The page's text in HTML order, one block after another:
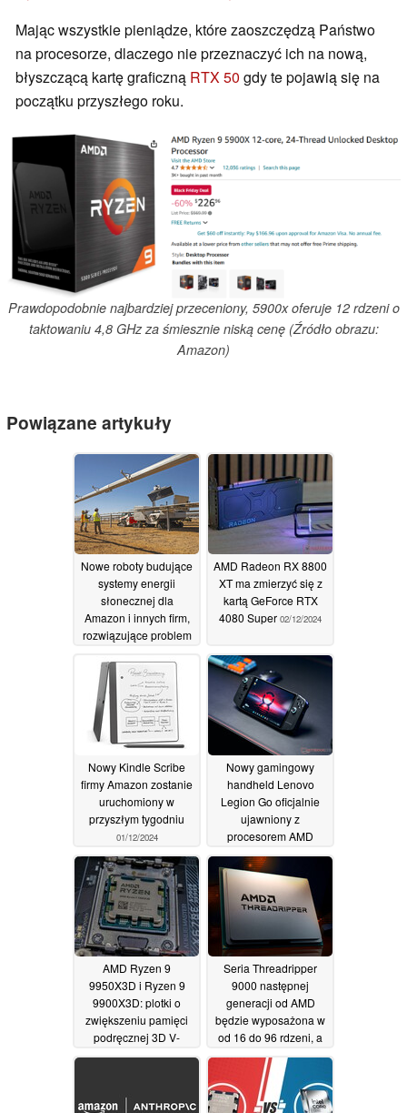
Mając wszystkie pieniądze, które zaoszczędzą Państwo
na procesorze, dlaczego nie przeznaczyć ich na nową,
błyszczącą kartę graficzną RTX 50 gdy te pojawią się na
początku przyszłego roku.
Prawdopodobnie najbardziej przeceniony, 5900x oferuje 12 rdzeni o
taktowaniu 4,8 GHz za śmiesznie niską cenę (Źródło obrazu:
Amazon)
Powiązane artykuły
Nowe roboty budujące
systemy energii
słonecznej dla
Amazon i innych firm,
rozwiązujące problem
umiejętności i
obniżające koszty
07/12/2024
AMD Radeon RX 8800
XT ma zmierzyć się z
kartą GeForce RTX
4080 Super 02/12/2024
Nowy Kindle Scribe
firmy Amazon zostanie
uruchomiony w
przyszłym tygodniu
01/12/2024
Nowy gamingowy
handheld Lenovo
Legion Go oficjalnie
ujawniony z
procesorem AMD
Rembrandt APU i
łącznością Wi-Fi 6E
29/11/2024
AMD Ryzen 9
9950X3D i Ryzen 9
9900X3D: plotki o
zwiększeniu pamięci
podręcznej 3D V-
cache ucięte przez
Seria Threadripper
9000 następnej
generacji od AMD
będzie wyposażona w
od 16 do 96 rdzeni, a
wszystko to przy TDP
na poziomie 350 W
24/11/2024